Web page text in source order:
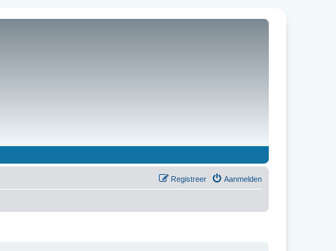
Aanmelden
Registreer